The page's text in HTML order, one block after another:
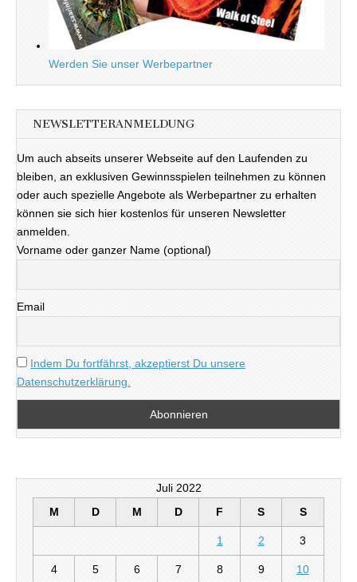
Werden Sie unser Werbepartner
NEWSLETTERANMELDUNG
Um auch abseits unserer Webseite auf den Laufenden zu
bleiben, an exklusiven Gewinnsspielen teilnehmen zu können
oder auch spezielle Angebote als Werbepartner zu erhalten
können sie sich hier kostenlos für unseren Newsletter
anmelden.
Vorname oder ganzer Name (optional)
Email
Indem Du fortfährst, akzeptierst Du unsere
Datenschutzerklärung.
Juli 2022
M
D M D F S S
1 2 3
4 5 6 7 8 9 10